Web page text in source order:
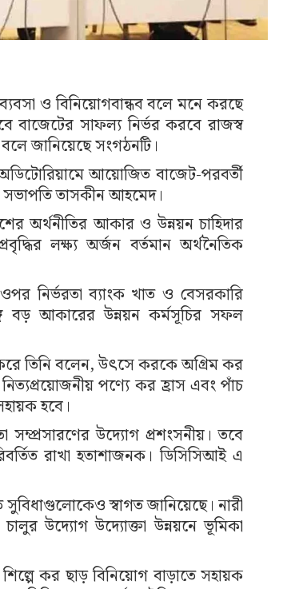
ও বিনিয়োগবান্ধব বলে মনে করছে
বাজেটের সাফল্য নির্ভর করবে রাজস্ব
জানিয়েছে সংগঠনটি।
আয়োজিত বাজেট-পরবর্তী
সভাপতি তাসকীন আহমেদ।
অর্থনীতির আকার ও উন্নয়ন চাহিদার
লক্ষ্য অর্জন বর্তমান অর্থনৈতিক
নির্ভরতা ব্যাংক খাত ও বেসরকারি
বড় আকারের উন্নয়ন কর্মসূচির সফল
করে তিনি বলেন, উৎসে করকে অগ্রিম কর
পণ্যে কর হ্রাস এবং পাঁচ
হবে।
উদ্যোগ প্রশংসনীয়। তবে
রাখা হতাশাজনক। ডিসিসিআই এ
সুবিধাগুলোকেও স্বাগত জানিয়েছে। নারী
উদ্যোগ উদ্যোক্তা উন্নয়নে ভূমিকা
কর ছাড় বিনিয়োগ বাড়াতে সহায়ক